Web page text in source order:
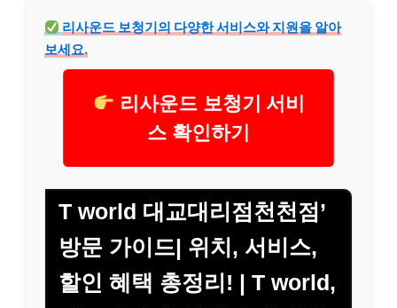
리사운드 보청기의 다양한 서비스와 지원을 알아
보세요.
리사운드 보청기 서비
스 확인하기
T world 대교대리점천천점’
방문 가이드| 위치, 서비스,
할인 혜택 총정리! | T world,